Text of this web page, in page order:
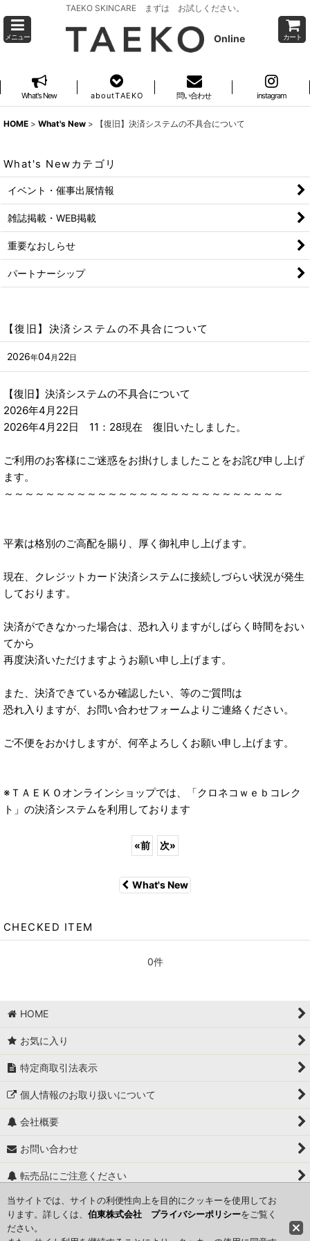
TAEKO SKINCARE まずは お試しください。
メニュー Online カート
What's New a b o u t T A E K O 問い合わせ instagram
HOME > What's New > 【復旧】決済システムの不具合について
【復旧】決済システムの不具合について
2026年04月 22日
【復旧】決済システムの不具合について
2026年4月22日
2026年4月22日 11：28現在 復旧いたしました。
ご利用のお客様にご迷惑をお掛けしましたことをお詫び申し上げ
ます。
～～～～～～～～～～～～～～～～～～～～～～～～～～～
平素は格別のご高配を賜り、厚く御礼申し上げます。
現在、クレジットカード決済システムに接続しづらい状況が発生
しております。
決済ができなかった場合は、恐れ入りますがしばらく時間をおい
てから
再度決済いただけますようお願い申し上げます。
また、決済できているか確認したい、等のご質問は
恐れ入りますが、お問い合わせフォームよりご連絡ください。
ご不便をおかけしますが、何卒よろしくお願い申し上げます。
※ＴＡＥＫＯオンラインショップでは、「クロネコｗｅｂコレク
ト」の決済システムを利用しております
«前 次»
What's New
What's Newカテゴリ
イベント・催事出展情報
雑誌掲載・WEB掲載
重要なおしらせ
パートナーシップ
CHECKED ITEM
0件
HOME
お気に入り
特定商取引法表示
個人情報のお取り扱いについて
会社概要
お問い合わせ
転売品にご注意ください
関連ページ一覧
当サイトでは、サイトの利便性向上を目的にクッキーを使用してお
ります。詳しくは、 伯東株式会社 プライバシーポリシーをご覧く
ださい。